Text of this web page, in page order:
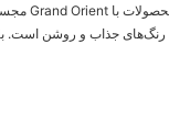
رنگ‌های جذاب و روشن